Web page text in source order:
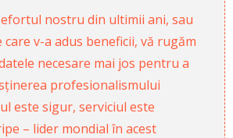
nostru din ultimii ani, sau
v-a adus beneficii, vă rugăm
necesare mai jos pentru a
profesionalismului
este sigur, serviciul este
– lider mondial în acest